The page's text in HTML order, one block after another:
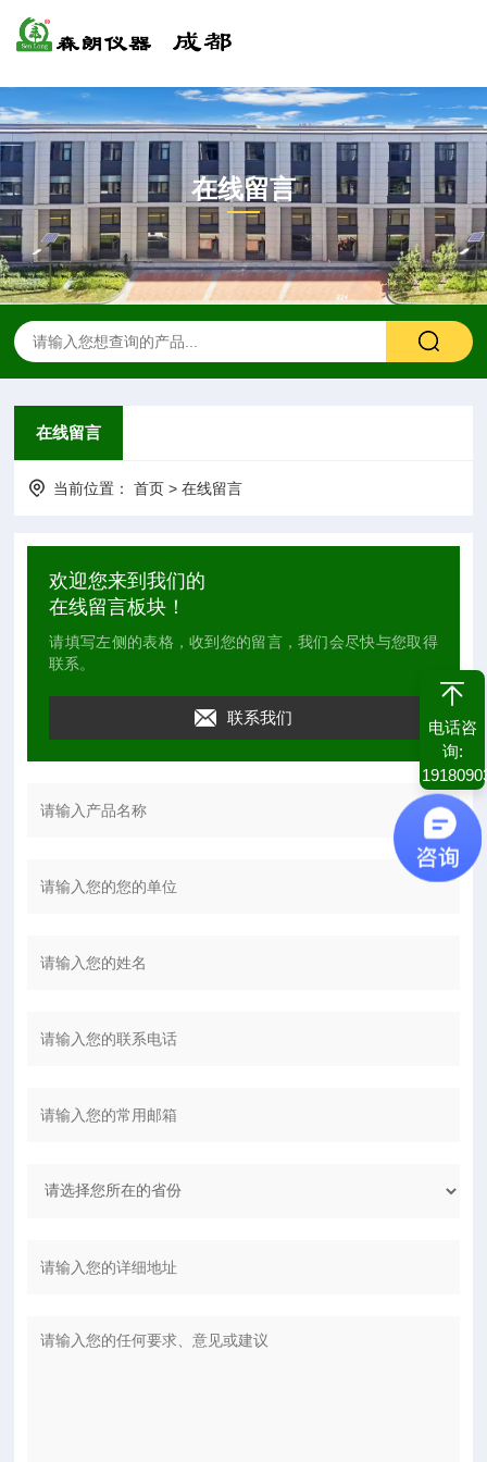
在线留言
在线留言
当前位置：首页 >在线留言
欢迎您来到我们的
在线留言板块！
请填写左侧的表格，收到您的留言，我们会尽快与您取得
联系。
联系我们
电话咨
询: